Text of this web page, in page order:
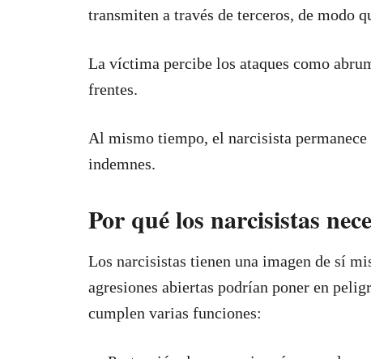
transmiten a través de terceros, de modo
La víctima percibe los ataques como
frentes.
Al mismo tiempo, el narcisista
indemnes.
Por qué los narcisistas
Los narcisistas tienen una imagen de sí
agresiones abiertas podrían poner en
cumplen varias funciones: